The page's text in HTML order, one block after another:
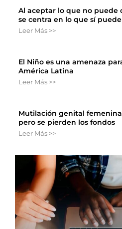
Al aceptar lo que no puede
se centra en lo que sí puede
Leer Más >>
El Niño es una amenaza
América Latina
Leer Más >>
Mutilación genital
pero se pierden los fondos
Leer Más >>